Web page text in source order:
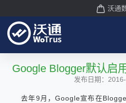
沃通
Google Blogger默认启
发布日期：
去年9月，Google宣布在